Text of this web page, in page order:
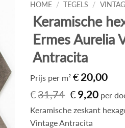
HOME / TEGELS /
Keramische
Ermes Aurelia
Antracita
Prijs per m²€ 20,00
€31,74
prijs
was:
€ 9,20
prijs
is:
€9,20.
per
Keramische zeskant
Vintage Antracita